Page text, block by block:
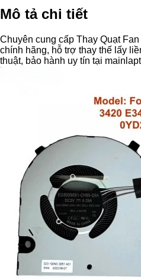
Mô tả chi tiết
Chuyên cung cấp Thay Quạt
chính hãng, hỗ trợ thay thế lấy
thuật, bảo hành uy tín tại